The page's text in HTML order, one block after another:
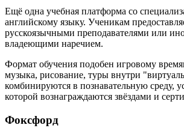
Ещё одна учебная платформа со
английскому языку. Ученикам
русскоязычными преподавателями или
владеющими наречием.
Формат обучения подобен игровому
музыка, рисование, туры внутри
комбинируются в познавательную среду,
которой вознаграждаются звёздами и
Фоксфорд